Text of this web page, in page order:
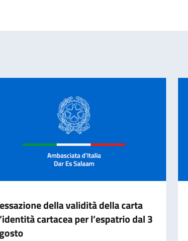
della validità della carta
cartacea per l’espatrio dal 3